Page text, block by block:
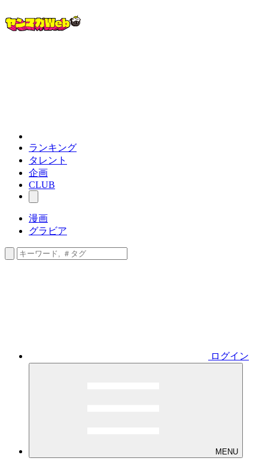
ランキング
タレント
企画
CLUB
漫画
グラビア
ログイン
MENU